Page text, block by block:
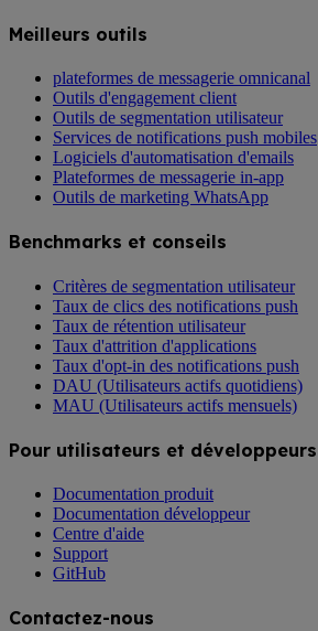
Meilleurs outils
plateformes de messagerie omnicanal
Outils d'engagement client
Outils de segmentation utilisateur
Services de notifications push mobiles
Logiciels d'automatisation d'emails
Plateformes de messagerie in-app
Outils de marketing WhatsApp
Benchmarks et conseils
Critères de segmentation utilisateur
Taux de clics des notifications push
Taux de rétention utilisateur
Taux d'attrition d'applications
Taux d'opt-in des notifications push
DAU (Utilisateurs actifs quotidiens)
MAU (Utilisateurs actifs mensuels)
Pour utilisateurs et développeurs
Documentation produit
Documentation développeur
Centre d'aide
Support
GitHub
Contactez-nous